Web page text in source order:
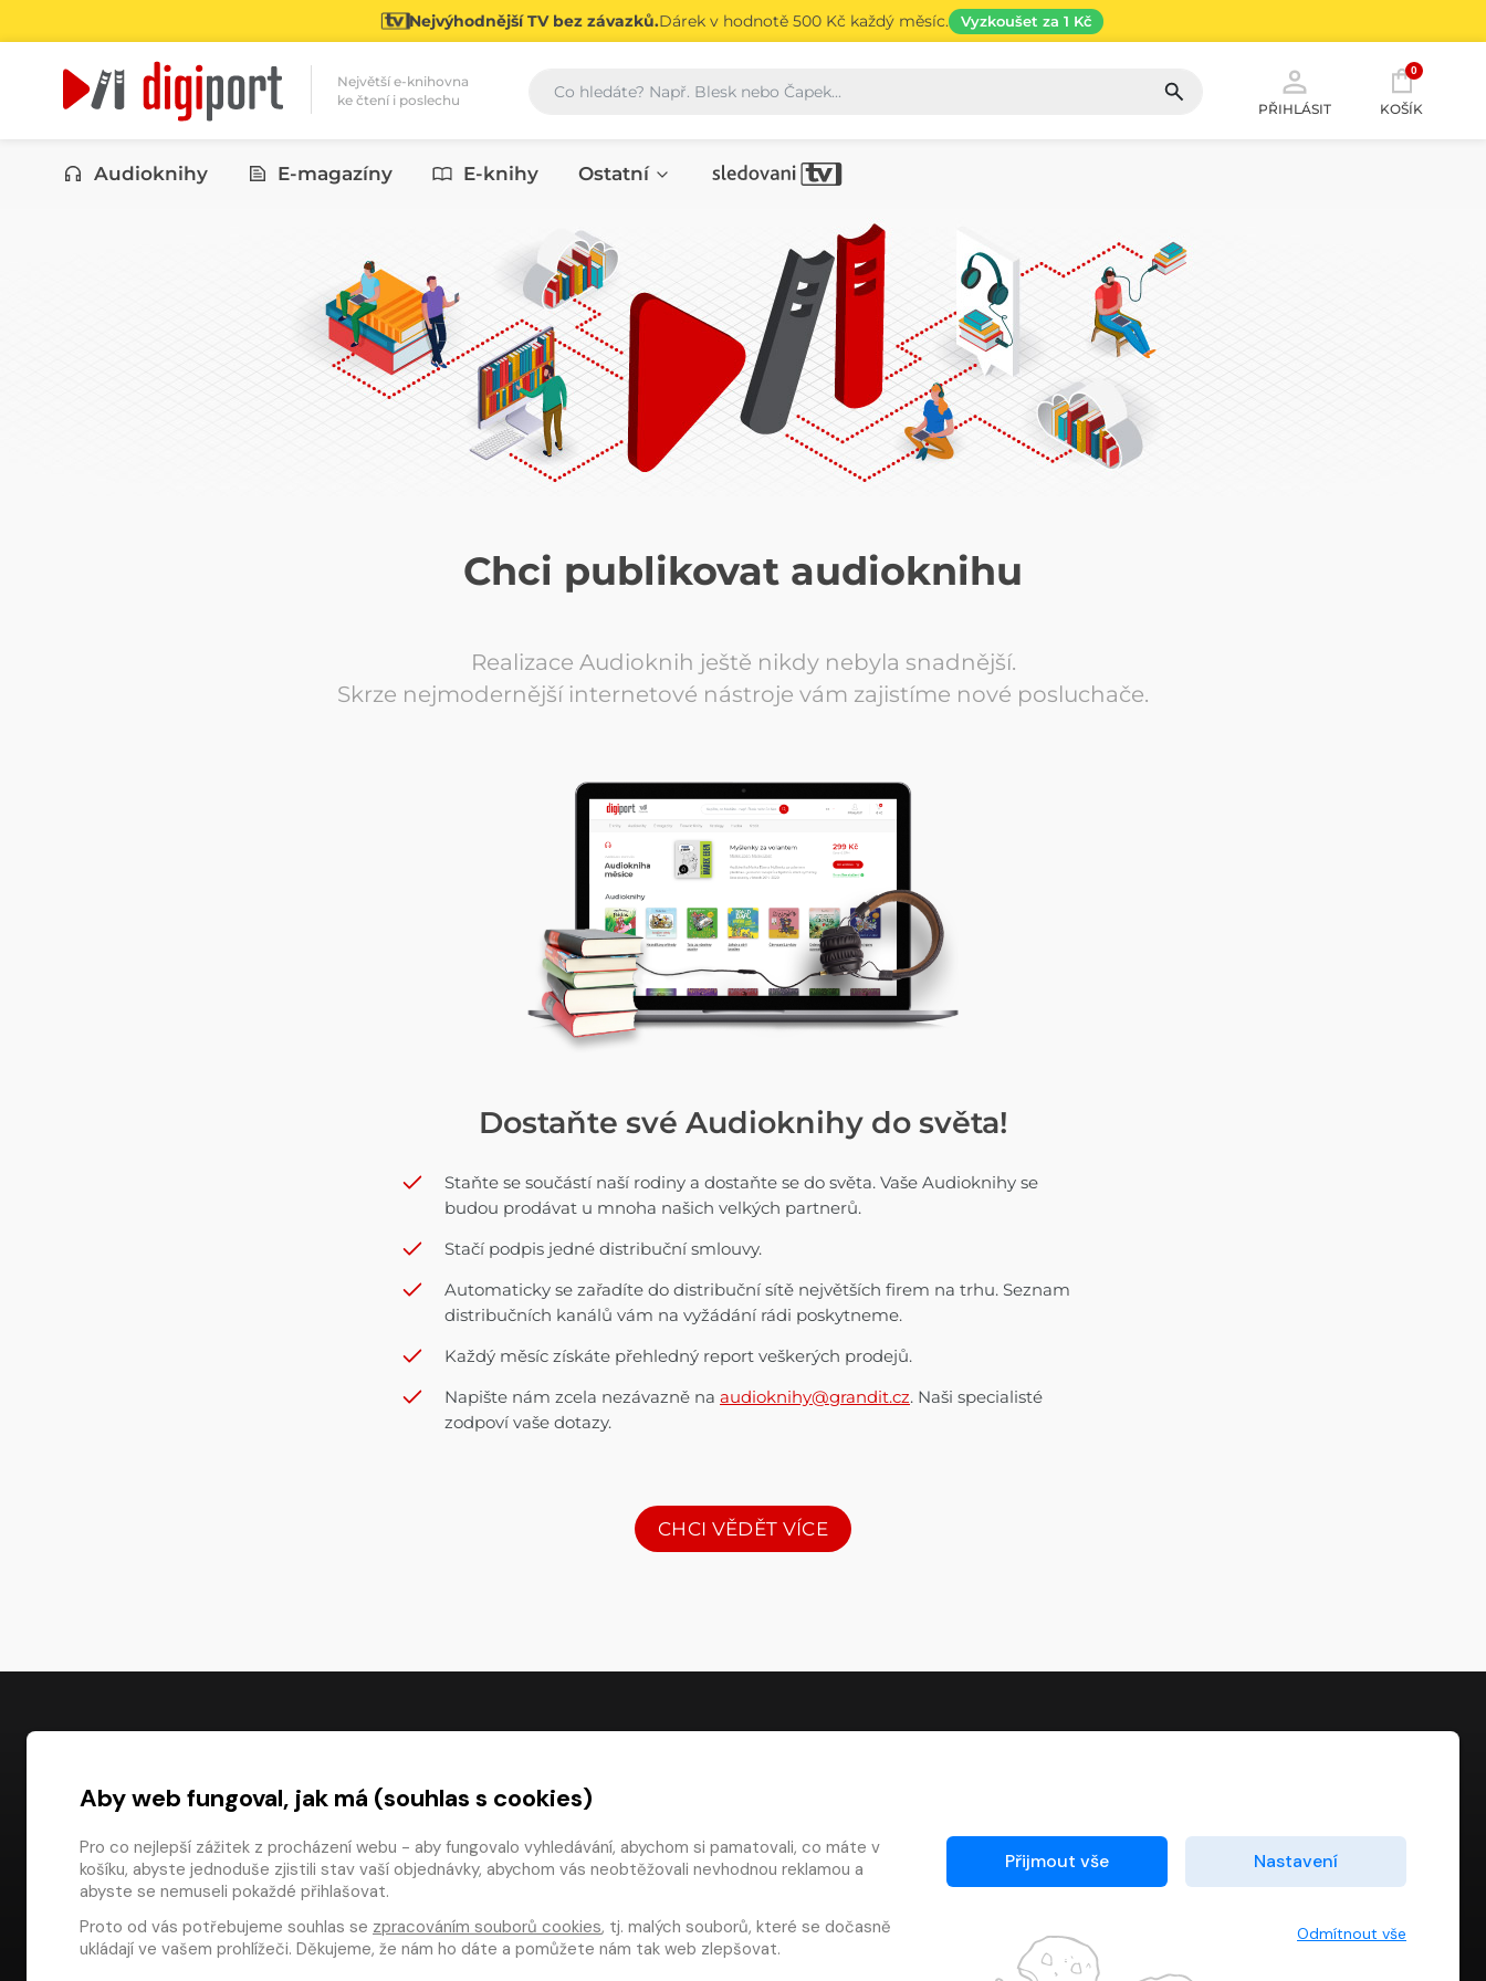
Nejvýhodnější TV bez závazků.Dárek v hodnotě 500 Kč každý měsíc. Vyzkoušet za 1 Kč
Největší e-knihovna
ke čtení i poslechu
Vyhledávání
PŘIHLÁSIT
0
KOŠÍK
Kategorie
Audioknihy E-magazíny E-knihy Ostatní
Chci publikovat audioknihu
Realizace Audioknih ještě nikdy nebyla snadnější.
Skrze nejmodernější internetové nástroje vám zajistíme nové posluchače.
Dostaňte své Audioknihy do světa!
Staňte se součástí naší rodiny a dostaňte se do světa. Vaše Audioknihy se
budou prodávat u mnoha našich velkých partnerů.
Stačí podpis jedné distribuční smlouvy.
Automaticky se zařadíte do distribuční sítě největších firem na trhu. Seznam
distribučních kanálů vám na vyžádání rádi poskytneme.
Každý měsíc získáte přehledný report veškerých prodejů.
Napište nám zcela nezávazně na audioknihy@grandit.cz. Naši specialisté
zodpoví vaše dotazy.
CHCI VĚDĚT VÍCE
digiport.cz © 2026
Časté dotazy
Platba
Obchodní podmínky
Odstoupení od smlouvy
Dárkové poukazy
Aplikace Mediatéka
Kontakty
Články
Pro firmy
Osobní údaje
Aby web fungoval, jak má (souhlas s cookies)
Pro co nejlepší zážitek z procházení webu - aby fungovalo vyhledávání, abychom si pamatovali, co máte v
košíku, abyste jednoduše zjistili stav vaší objednávky, abychom vás neobtěžovali nevhodnou reklamou a
abyste se nemuseli pokaždé přihlašovat.
Proto od vás potřebujeme souhlas se zpracováním souborů cookies, tj. malých souborů, které se dočasně
ukládají ve vašem prohlížeči. Děkujeme, že nám ho dáte a pomůžete nám tak web zlepšovat.
Přijmout vše Nastavení
Odmítnout vše